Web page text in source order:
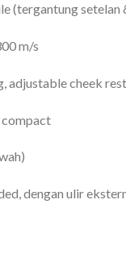
(tergantung setelan
m/s
adjustable cheek rest
dengan ulir